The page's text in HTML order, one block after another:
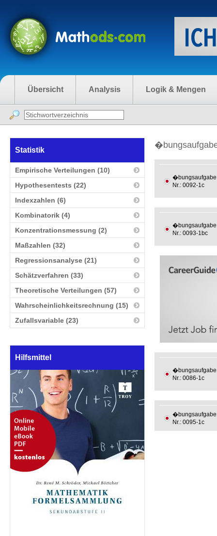
Übersicht Analysis Logik & Mengen
Statistik
Empirische Verteilungen (10)
Hypothesentests (22)
Indexzahlen (6)
Kombinatorik (4)
Konzentrationsmessung (2)
Maßzahlen (32)
Regressionsanalyse (21)
Schätzverfahren (33)
Theoretische Verteilungen (57)
Wahrscheinlichkeitsrechnung (15)
Zufallsvariable (23)
Hilfsmittel
�bungsaufgabe
Nr.: 0092-1c
�bungsaufgabe
Nr.: 0093-1bc
�bungsaufgabe
Nr.: 0086-1c
�bungsaufgabe
Nr.: 0095-1c